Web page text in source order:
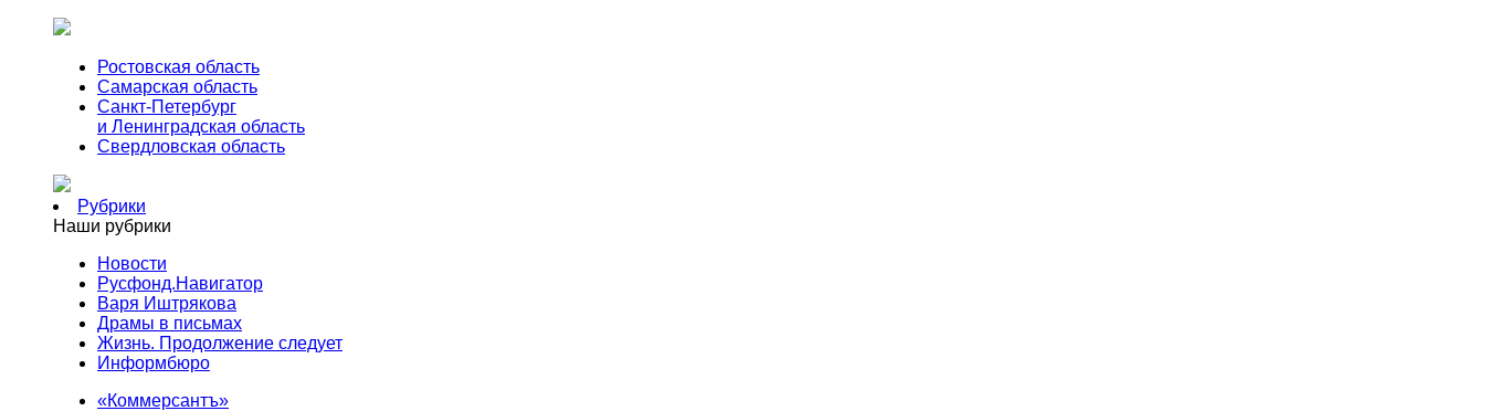
Ростовская область
Самарская область
Санкт-Петербург
и Ленинградская область
Свердловская область
Рубрики
Наши рубрики
Новости
Русфонд.Навигатор
Варя Иштрякова
Драмы в письмах
Жизнь. Продолжение следует
Информбюро
«Коммерсантъ»